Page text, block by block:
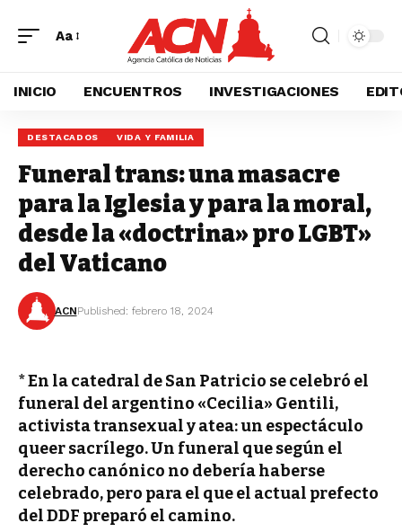
Aa
INICIO ENCUENTROS INVESTIGACIONES
DESTACADOS VIDA Y FAMILIA
Funeral trans: una masacre
para la Iglesia y para la moral,
desde la «doctrina» pro LGBT»
del Vaticano
ACNPublished: febrero 18, 2024
* En la catedral de San Patricio se celebró el
funeral del argentino «Cecilia» Gentili,
activista transexual y atea: un espectáculo
queer sacrílego. Un funeral que según el
derecho canónico no debería haberse
celebrado, pero para el que el actual prefecto
del DDF preparó el camino.